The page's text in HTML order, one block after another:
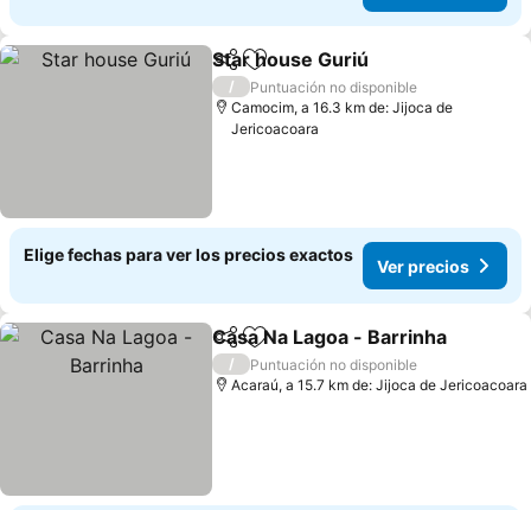
CompartirAgregar a favoritos
Star house Guriú
/
Puntuación no disponible
Camocim, a 16.3 km de: Jijoca de
Jericoacoara
Elige fechas para ver los precios exactos
Ver precios
CompartirAgregar a favoritos
Casa Na Lagoa - Barrinha
/
Puntuación no disponible
Acaraú, a 15.7 km de: Jijoca de Jericoacoara